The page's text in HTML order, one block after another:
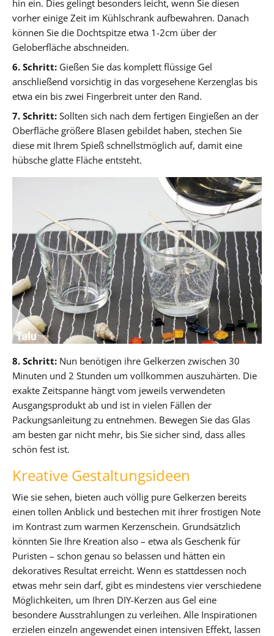
hin ein. Dies gelingt besonders leicht, wenn Sie diesen
vorher einige Zeit im Kühlschrank aufbewahren. Danach
können Sie die Dochtspitze etwa 1-2cm über der
Geloberfläche abschneiden.
6. Schritt: Gießen Sie das komplett flüssige Gel
anschließend vorsichtig in das vorgesehene Kerzenglas bis
etwa ein bis zwei Fingerbreit unter den Rand.
7. Schritt: Sollten sich nach dem fertigen Eingießen an der
Oberfläche größere Blasen gebildet haben, stechen Sie
diese mit Ihrem Spieß schnellstmöglich auf, damit eine
hübsche glatte Fläche entsteht.
8. Schritt: Nun benötigen ihre Gelkerzen zwischen 30
Minuten und 2 Stunden um vollkommen auszuhärten. Die
exakte Zeitspanne hängt vom jeweils verwendeten
Ausgangsprodukt ab und ist in vielen Fällen der
Packungsanleitung zu entnehmen. Bewegen Sie das Glas
am besten gar nicht mehr, bis Sie sicher sind, dass alles
schön fest ist.
Kreative Gestaltungsideen
Wie sie sehen, bieten auch völlig pure Gelkerzen bereits
einen tollen Anblick und bestechen mit ihrer frostigen Note
im Kontrast zum warmen Kerzenschein. Grundsätzlich
könnten Sie Ihre Kreation also – etwa als Geschenk für
Puristen – schon genau so belassen und hätten ein
dekoratives Resultat erreicht. Wenn es stattdessen noch
etwas mehr sein darf, gibt es mindestens vier verschiedene
Möglichkeiten, um Ihren DIY-Kerzen aus Gel eine
besondere Ausstrahlungen zu verleihen. Alle Inspirationen
erzielen einzeln angewendet einen intensiven Effekt, lassen